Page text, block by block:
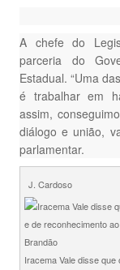
A chefe do
parceria do
Estadual. “Uma
é trabalhar em
assim,
diálogo e união,
parlamentar.
J. Cardoso
Iracema Vale disse